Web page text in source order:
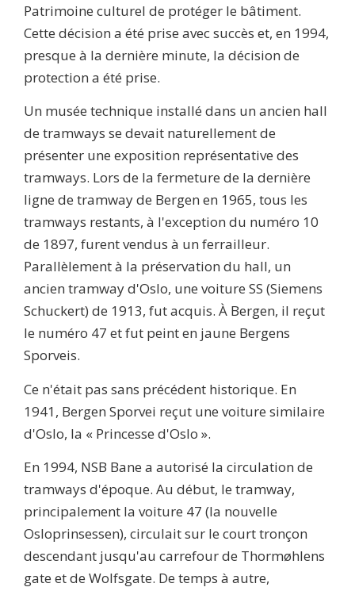
Patrimoine culturel de protéger le bâtiment.
Cette décision a été prise avec succès et, en 1994,
presque à la dernière minute, la décision de
protection a été prise.
Un musée technique installé dans un ancien hall
de tramways se devait naturellement de
présenter une exposition représentative des
tramways. Lors de la fermeture de la dernière
ligne de tramway de Bergen en 1965, tous les
tramways restants, à l'exception du numéro 10
de 1897, furent vendus à un ferrailleur.
Parallèlement à la préservation du hall, un
ancien tramway d'Oslo, une voiture SS (Siemens
Schuckert) de 1913, fut acquis. À Bergen, il reçut
le numéro 47 et fut peint en jaune Bergens
Sporveis.
Ce n'était pas sans précédent historique. En
1941, Bergen Sporvei reçut une voiture similaire
d'Oslo, la « Princesse d'Oslo ».
En 1994, NSB Bane a autorisé la circulation de
tramways d'époque. Au début, le tramway,
principalement la voiture 47 (la nouvelle
Osloprinsessen), circulait sur le court tronçon
descendant jusqu'au carrefour de Thormøhlens
gate et de Wolfsgate. De temps à autre,